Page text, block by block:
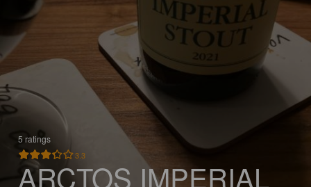
5 ratings
3.3
ARCTOS IMPERIAL